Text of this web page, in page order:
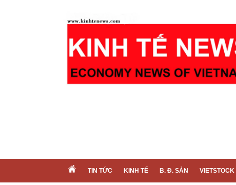
TIN TỨC KINH TẾ B. Đ. SẢN VIETSTOCK